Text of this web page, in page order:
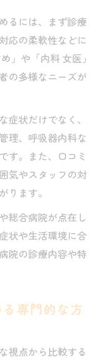
るには、まず診療
応の柔軟性などに
」や「内科 女医」
の多様なニーズが
症状だけでなく、
理、呼吸器内科な
す。また、口コミ
気やスタッフの対
ります。
総合病院が点在し
状や生活環境に合
院の診療内容や特
専門的な方
視点から比較する